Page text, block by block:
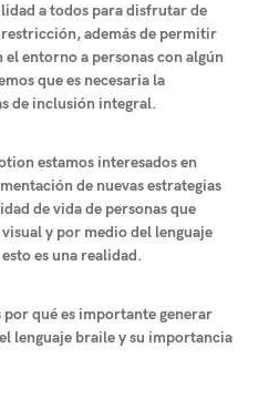
a todos para disfrutar de
restricción, además de permitir
entorno a personas con algún
que es necesaria la
de inclusión integral.
estamos interesados en
de nuevas estrategias
de vida de personas que
y por medio del lenguaje
es una realidad.
qué es importante generar
lenguaje braile y su importancia